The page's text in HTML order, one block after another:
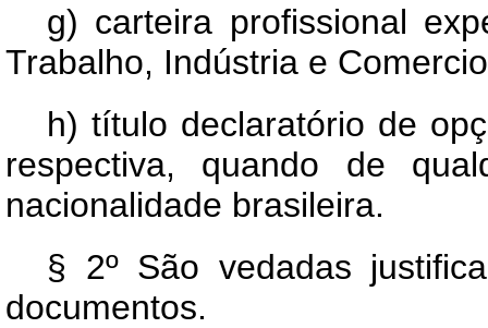
g) carteira profissional
Trabalho, Indústria e
h) título declaratório de
respectiva, quando de
nacionalidade brasileira.
§ 2º São vedadas
documentos.